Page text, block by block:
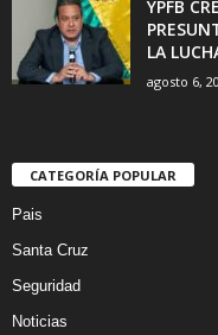
YPFB
LA
agosto 6,
CATEGORÍA POPULAR
Pais
Santa Cruz
Seguridad
Noticias